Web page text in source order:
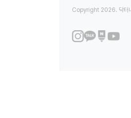
Copyright 2026. 닥터